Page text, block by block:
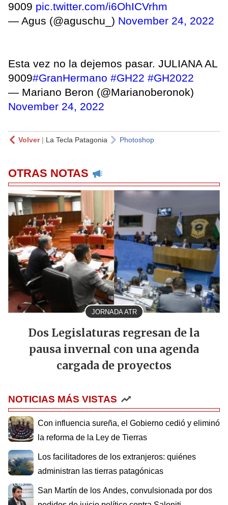
9009 pic.twitter.com/i6OhICVrhm
— Agus (@aguschu_) November 24, 2022
Esta vez no la dejemos pasar. JULIANA AL
9009#GranHermano #GH22 #GH2022
— Mariano Beron (@Marianoberonok)
November 24, 2022
Volver| La Tecla Patagonia Photoshop
OTRAS NOTAS
JORNADA ATR
Dos Legislaturas regresan de la
pausa invernal con una agenda
cargada de proyectos
NOTICIAS MÁS VISTAS
Con influencia sureña, el Gobierno cedió y eliminó
la reforma de la Ley de Tierras
Los facilitadores de los extranjeros: quiénes
administran las tierras patagónicas
San Martín de los Andes, convulsionada por dos